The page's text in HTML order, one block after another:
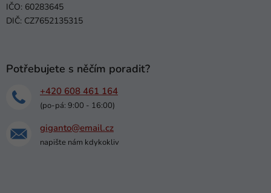
IČO: 60283645
DIČ: CZ7652135315
Potřebujete s něčím poradit?
+420 608 461 164
(po-pá: 9:00 - 16:00)
giganto@email.cz
napište nám kdykokliv